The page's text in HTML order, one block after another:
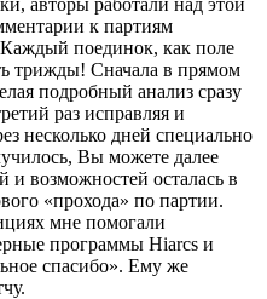
к партиям
поединок, как поле
трижды! Сначала в прямом
подробный анализ сразу
раз исправляя и
несколько дней специально
Вы можете далее
и возможностей осталась в
«прохода» по партии.
мне помогали
программы Hiarcs и
спасибо». Ему же